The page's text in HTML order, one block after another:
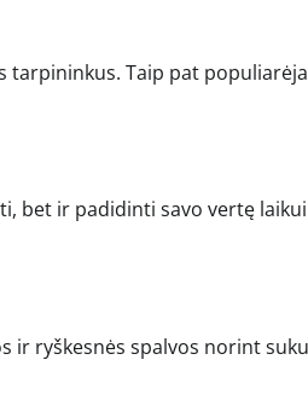
tarpininkus. Taip pat populiarėja
bet ir padidinti savo vertę laikui
ir ryškesnės spalvos norint